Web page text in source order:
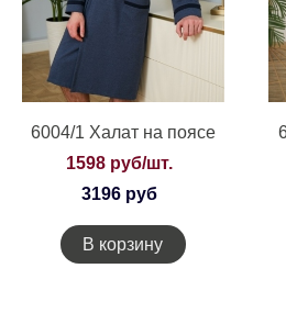
6004/1 Халат на поясе
1598 руб/шт.
3196 руб
В корзину